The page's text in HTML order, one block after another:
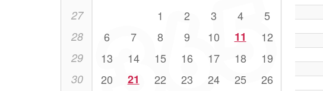
27 1 2 3 4 5
28 6 7 8 9 10 11 12
29 13 14 15 16 17 18 19
30 20 21 22 23 24 25 26